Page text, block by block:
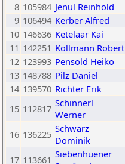
8 105984 Jenul Reinhold
9 106494 Kerber Alfred
10 146636 Ketelaar Kai
11 142251 Kollmann Robert
12 123993 Pensold Heiko
13 148788 Pilz Daniel
14 139570 Richter Erik
15 112817 Schinnerl
Werner
16 136225 Schwarz
Dominik
17 113661 Siebenhuener